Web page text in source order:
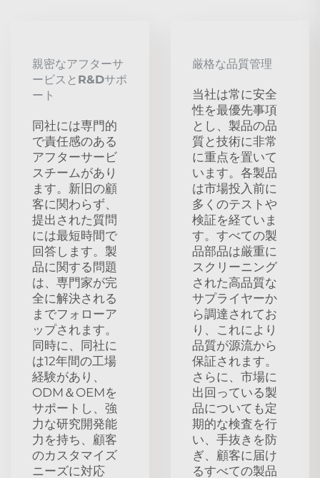
親密なアフターサ
ービスとR&Dサポ
ート
同社には専門的
で責任感のある
アフターサービ
スチームがあり
ます。新旧の顧
客に関わらず、
提出された質問
には最短時間で
回答します。製
品に関する問題
は、専門家が完
全に解決される
までフォローア
ップされます。
同時に、同社に
は12年間の工場
経験があり、
ODM＆OEMを
サポートし、強
力な研究開発能
力を持ち、顧客
のカスタマイズ
ニーズに対応
厳格な品質管理
当社は常に安全
性を最優先事項
とし、製品の品
質と技術に非常
に重点を置いて
います。各製品
は市場投入前に
多くのテストや
検証を経ていま
す。すべての製
品部品は厳重に
スクリーニング
された高品質な
サプライヤーか
ら調達されてお
り、これにより
品質が源流から
保証されます。
さらに、市場に
出回っている製
品についても定
期的な検査を行
い、手抜きを防
ぎ、顧客に届け
るすべての製品